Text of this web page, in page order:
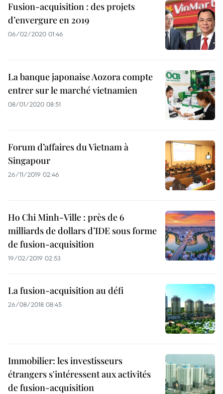
Fusion-acquisition : des projets
d’envergure en 2019
06/02/2020 01:46
La banque japonaise Aozora compte
entrer sur le marché vietnamien
08/01/2020 08:51
Forum d’affaires du Vietnam à
Singapour
26/11/2019 02:46
Ho Chi Minh-Ville : près de 6
milliards de dollars d’IDE sous forme
de fusion-acquisition
19/02/2019 02:53
La fusion-acquisition au défi
26/08/2018 08:45
Immobilier: les investisseurs
étrangers s'intéressent aux activités
de fusion-acquisition